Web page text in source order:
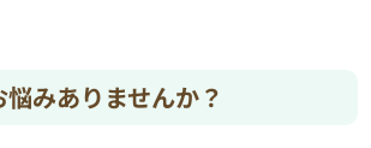
悩みありませんか？